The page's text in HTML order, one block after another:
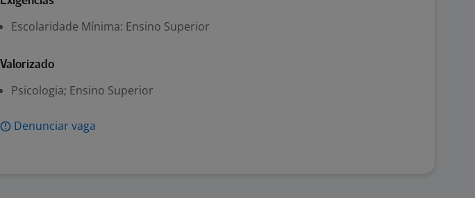
Escolaridade Mínima: Ensino Superior
Valorizado
Psicologia; Ensino Superior
Denunciar vaga